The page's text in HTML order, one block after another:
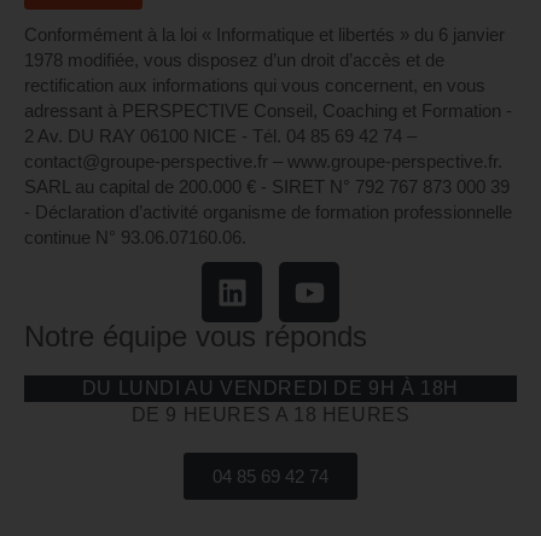
Conformément à la loi « Informatique et libertés » du 6 janvier
1978 modifiée, vous disposez d’un droit d’accès et de
rectification aux informations qui vous concernent, en vous
adressant à PERSPECTIVE Conseil, Coaching et Formation -
2 Av. DU RAY 06100 NICE - Tél. 04 85 69 42 74⁩ –
contact@groupe-perspective.fr – www.groupe-perspective.fr.
SARL au capital de 200.000 € - SIRET N° 792 767 873 000 39
- Déclaration d’activité organisme de formation professionnelle
continue N° 93.06.07160.06.
Notre équipe vous réponds
DU LUNDI AU VENDREDI DE 9H À 18H
DE 9 HEURES A 18 HEURES
04 85 69 42 74